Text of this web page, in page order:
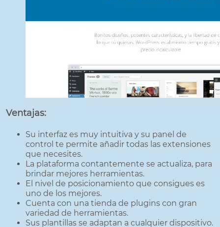
Ventajas:
Su interfaz es muy intuitiva y su panel de
control te permite añadir todas las extensiones
que necesites.
La plataforma contantemente se actualiza, para
brindar mejores herramientas.
El nivel de posicionamiento que consigues es
uno de los mejores.
Cuenta con una tienda de plugins con gran
variedad de herramientas.
Sus plantillas se adaptan a cualquier dispositivo.